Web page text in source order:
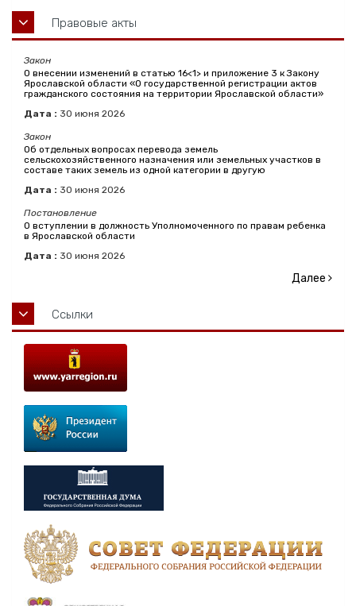
Правовые акты
Закон
О внесении изменений в статью 16<1> и приложение 3 к Закону
Ярославской области «О государственной регистрации актов
гражданского состояния на территории Ярославской области»
Дата : 30 июня 2026
Закон
Об отдельных вопросах перевода земель
сельскохозяйственного назначения или земельных участков в
составе таких земель из одной категории в другую
Дата : 30 июня 2026
Постановление
О вступлении в должность Уполномоченного по правам ребенка
в Ярославской области
Дата : 30 июня 2026
Далее
Ссылки